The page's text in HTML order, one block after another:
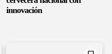
innovación